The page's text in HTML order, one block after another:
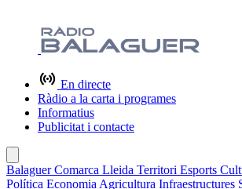
En directe
Ràdio a la carta i programes
Informatius
Publicitat i contacte
BalaguerComarca Lleida Territori Esports
Política Economia Agricultura Infraestructures